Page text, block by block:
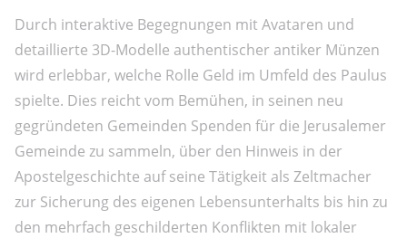
Durch interaktive Begegnungen mit Avataren und
detaillierte 3D-Modelle authentischer antiker Münzen
wird erlebbar, welche Rolle Geld im Umfeld des Paulus
spielte. Dies reicht vom Bemühen, in seinen neu
gegründeten Gemeinden Spenden für die Jerusalemer
Gemeinde zu sammeln, über den Hinweis in der
Apostelgeschichte auf seine Tätigkeit als Zeltmacher
zur Sicherung des eigenen Lebensunterhalts bis hin zu
den mehrfach geschilderten Konflikten mit lokaler